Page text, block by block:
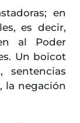
en
es decir,
al Poder
Un boicot
sentencias
la negación